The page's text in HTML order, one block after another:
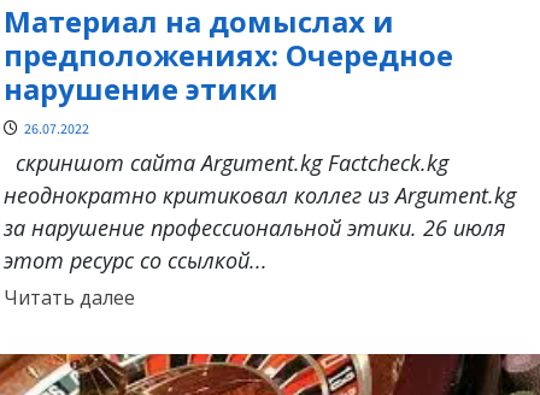
Материал на домыслах и
предположениях: Очередное
нарушение этики
26.07.2022
скриншот сайта Argument.kg Factcheck.kg
неоднократно критиковал коллег из Argument.kg
за нарушение профессиональной этики. 26 июля
этот ресурс со ссылкой...
Читать далееПрочитать
о